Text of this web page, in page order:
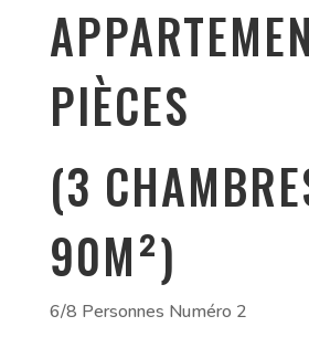
PIÈCES
(3
90M²)
6/8 Personnes Numéro 2